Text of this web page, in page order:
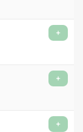
+
+
+